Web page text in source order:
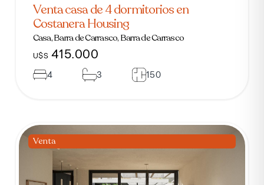
Venta casa de 4 dormitorios en
Costanera Housing
Casa, Barra de Carrasco, Barra de Carrasco
U$S 415.000
4 3 150
Venta